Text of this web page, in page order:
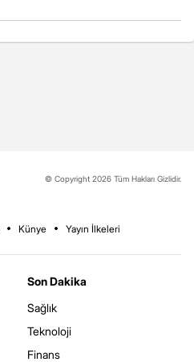
© Copyright 2026 Tüm Hakları Gizlidir.
Künye Yayın İlkeleri
Son Dakika
Sağlık
Teknoloji
Finans